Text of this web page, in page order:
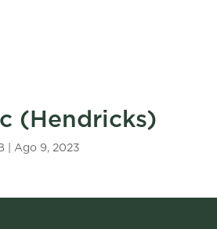
(Hendricks)
| Ago 9, 2023